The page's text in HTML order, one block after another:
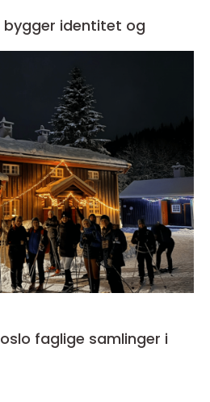
bygger identitet og
i